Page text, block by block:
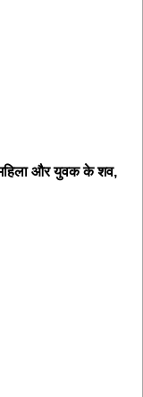
महिला और युवक के शव,